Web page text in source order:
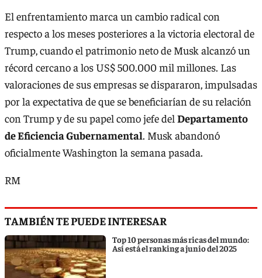
El enfrentamiento marca un cambio radical con
respecto a los meses posteriores a la victoria electoral de
Trump, cuando el patrimonio neto de Musk alcanzó un
récord cercano a los US$ 500.000 mil millones. Las
valoraciones de sus empresas se dispararon, impulsadas
por la expectativa de que se beneficiarían de su relación
con Trump y de su papel como jefe del Departamento
de Eficiencia Gubernamental. Musk abandonó
oficialmente Washington la semana pasada.
RM
TAMBIÉN TE PUEDE INTERESAR
Top 10 personas más ricas del mundo:
Así está el ranking a junio del 2025